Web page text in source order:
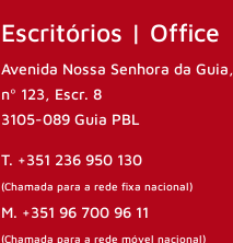
Escritórios | Office
Avenida Nossa Senhora da Guia,
nº 123, Escr. 8
3105-089 Guia PBL
T. +351 236 950 130
(Chamada para a rede fixa nacional)
M. +351 96 700 96 11
(Chamada para a rede móvel nacional)